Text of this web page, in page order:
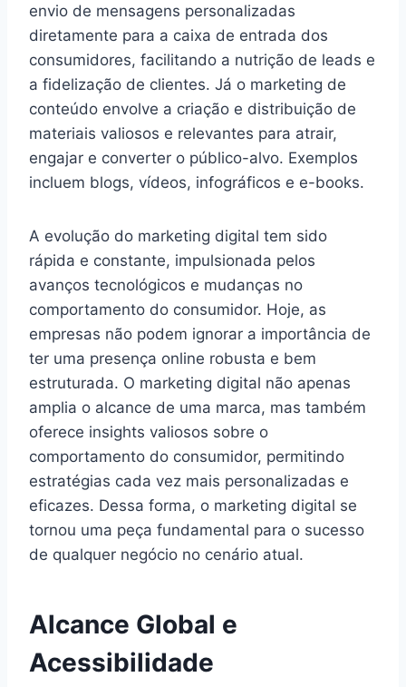
envio de mensagens personalizadas
diretamente para a caixa de entrada dos
consumidores, facilitando a nutrição de leads e
a fidelização de clientes. Já o marketing de
conteúdo envolve a criação e distribuição de
materiais valiosos e relevantes para atrair,
engajar e converter o público-alvo. Exemplos
incluem blogs, vídeos, infográficos e e-books.
A evolução do marketing digital tem sido
rápida e constante, impulsionada pelos
avanços tecnológicos e mudanças no
comportamento do consumidor. Hoje, as
empresas não podem ignorar a importância de
ter uma presença online robusta e bem
estruturada. O marketing digital não apenas
amplia o alcance de uma marca, mas também
oferece insights valiosos sobre o
comportamento do consumidor, permitindo
estratégias cada vez mais personalizadas e
eficazes. Dessa forma, o marketing digital se
tornou uma peça fundamental para o sucesso
de qualquer negócio no cenário atual.
Alcance Global e
Acessibilidade